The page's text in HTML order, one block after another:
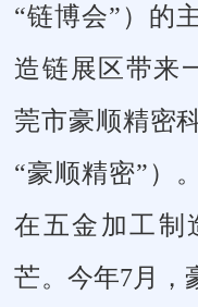
“链博会”）的
造链展区带来
莞市豪顺精密
“豪顺精密”）
在五金加工制
芒。今年7月，